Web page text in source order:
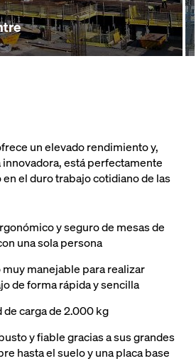
un elevado rendimiento y,
está perfectamente
el duro trabajo cotidiano de las
y seguro de mesas de
una sola persona
manejable para realizar
de forma rápida y sencilla
de carga de 2.000 kg
y fiable gracias a sus grandes
hasta el suelo y una placa base